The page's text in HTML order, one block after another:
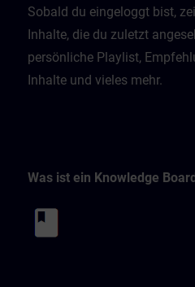
Sobald du eingeloggt bist,
Inhalte, die du zuletzt
persönliche Playlist,
Inhalte und vieles mehr.
Was ist ein Knowledge